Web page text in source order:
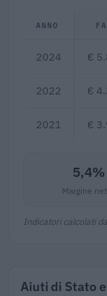
ANNO
2024 €
2022 €
2021 €
5,4%
Margine
Indicatori calcolati
Aiuti di Stato